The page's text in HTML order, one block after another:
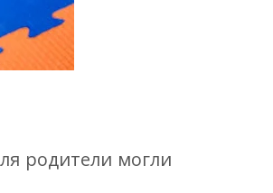
родители могли